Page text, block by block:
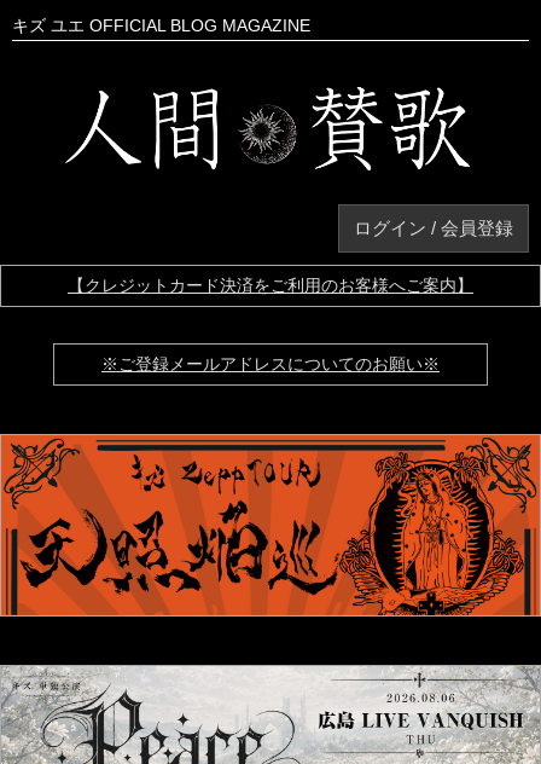
キズ ユエ OFFICIAL BLOG MAGAZINE
ログイン / 会員登録
【クレジットカード決済をご利用のお客様へご案内】
※ご登録メールアドレスについてのお願い※